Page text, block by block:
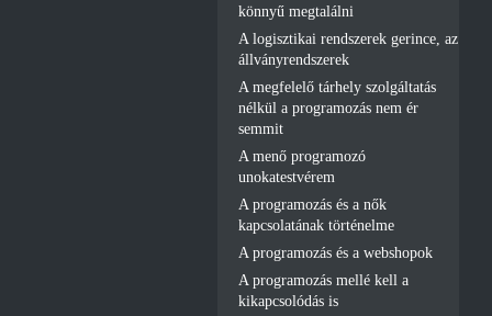
könnyű megtalálni
A logisztikai rendszerek gerince, az
állványrendszerek
A megfelelő tárhely szolgáltatás
nélkül a programozás nem ér
semmit
A menő programozó
unokatestvérem
A programozás és a nők
kapcsolatának történelme
A programozás és a webshopok
A programozás mellé kell a
kikapcsolódás is